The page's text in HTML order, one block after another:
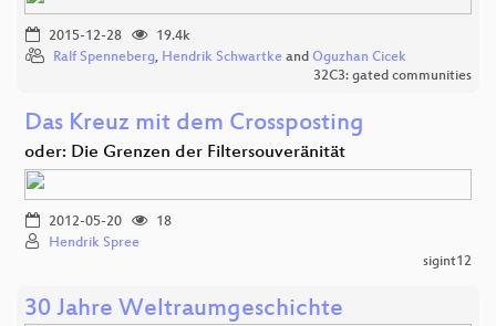
2015-12-28
19.4k
Ralf Spenneberg, Hendrik Schwartke and Oguzhan Cicek
32C3: gated communities
Das Kreuz mit dem Crossposting
oder: Die Grenzen der Filtersouveränität
2012-05-20
18
Hendrik Spree
sigint12
30 Jahre Weltraumgeschichte